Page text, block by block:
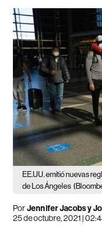
EE.UU. emitió nuevas
de Los Ángeles
PorJennifer Jacobs y
25 de octubre, 2021 |